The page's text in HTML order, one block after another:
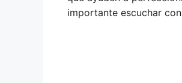
importante escuchar